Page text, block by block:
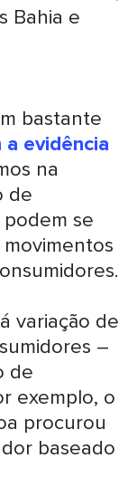
Bahia e
bastante
evidência
na
de
se
variação de
–
de
exemplo, o
procurou
baseado